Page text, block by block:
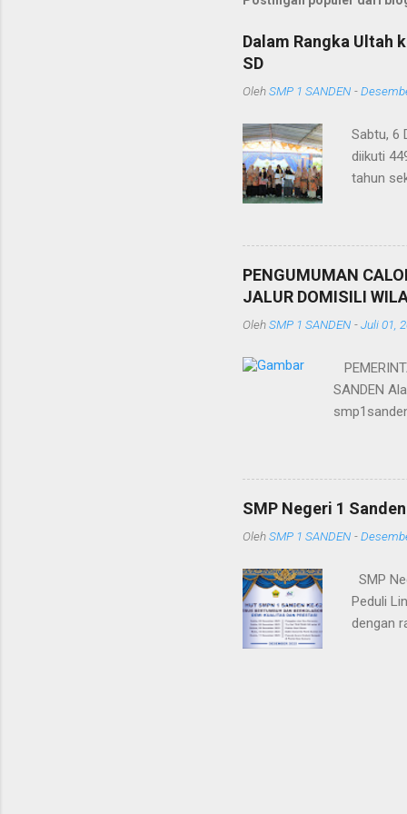
Dalam Rangka Ultah
SD
OlehSMP 1 SANDEN -
Sabtu, 6
diikuti
tahun
acara
juga
peserta
Sanden,
PENGUMUMAN
JALUR DOMISILI
OlehSMP 1 SANDEN -Juli 01,
SANDEN
Melalui
murid
Sanden
Daftar
SMP Negeri 1
OlehSMP 1 SANDEN -
SMP
Peduli
dengan
seluruh
Grebek
dengan